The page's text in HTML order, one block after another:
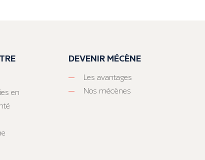
en
DEVENIR MÉCÈNE
Les avantages
Nos mécènes